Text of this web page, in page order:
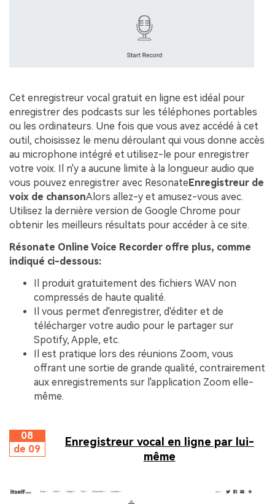
Cet enregistreur vocal gratuit en ligne est idéal pour
enregistrer des podcasts sur les téléphones portables
ou les ordinateurs. Une fois que vous avez accédé à cet
outil, choisissez le menu déroulant qui vous donne accès
au microphone intégré et utilisez-le pour enregistrer
votre voix. Il n'y a aucune limite à la longueur audio que
vous pouvez enregistrer avec Resonate Enregistreur de
voix de chansonAlors allez-y et amusez-vous avec.
Utilisez la dernière version de Google Chrome pour
obtenir les meilleurs résultats pour accéder à ce site.
Résonate Online Voice Recorder offre plus, comme
indiqué ci-dessous:
Il produit gratuitement des fichiers WAV non
compressés de haute qualité.
Il vous permet d'enregistrer, d'éditer et de
télécharger votre audio pour le partager sur
Spotify, Apple, etc.
Il est pratique lors des réunions Zoom, vous
offrant une sortie de grande qualité, contrairement
aux enregistrements sur l'application Zoom elle-
même.
08
de 09
Enregistreur vocal en ligne par lui-
même